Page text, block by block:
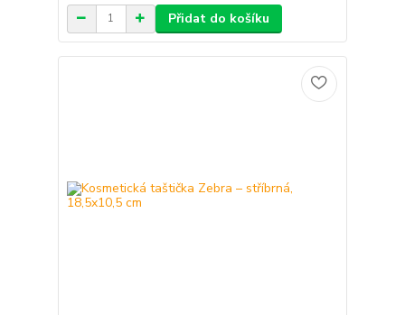
Přidat do košíku